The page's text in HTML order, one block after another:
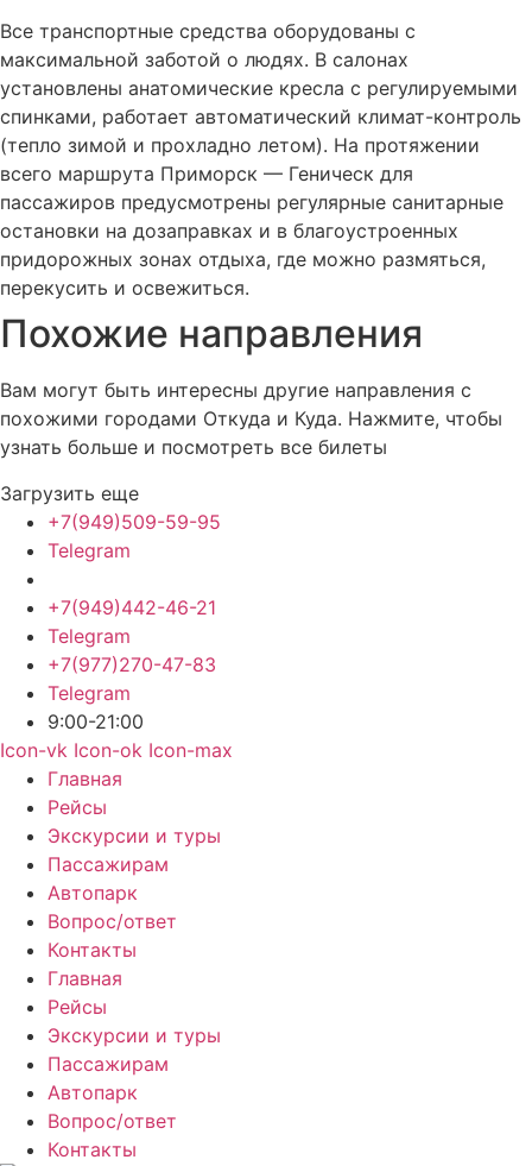
Все транспортные средства оборудованы с
максимальной заботой о людях. В салонах
установлены анатомические кресла с регулируемыми
спинками, работает автоматический климат-контроль
(тепло зимой и прохладно летом). На протяжении
всего маршрута Приморск — Геническ для
пассажиров предусмотрены регулярные санитарные
остановки на дозаправках и в благоустроенных
придорожных зонах отдыха, где можно размяться,
перекусить и освежиться.
Похожие направления
Вам могут быть интересны другие направления с
похожими городами Откуда и Куда. Нажмите, чтобы
узнать больше и посмотреть все билеты
Загрузить еще
+7(949)509-59-95
Telegram
+7(949)442-46-21
Telegram
+7(977)270-47-83
Telegram
9:00-21:00
Icon-vk Icon-ok Icon-max
Главная
Рейсы
Экскурсии и туры
Пассажирам
Автопарк
Вопрос/ответ
Контакты
Главная
Рейсы
Экскурсии и туры
Пассажирам
Автопарк
Вопрос/ответ
Контакты